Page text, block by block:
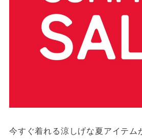
今すぐ着れる涼しげな夏アイテム